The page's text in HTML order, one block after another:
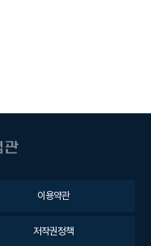
이용약관
저작권정책